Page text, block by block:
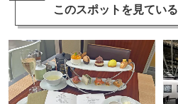
このスポットを見ている